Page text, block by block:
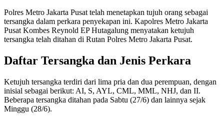
Polres Metro Jakarta Pusat telah menetapkan tujuh orang sebagai
tersangka dalam perkara penyekapan ini. Kapolres Metro Jakarta
Pusat Kombes Reynold EP Hutagalung menyatakan ketujuh
tersangka telah ditahan di Rutan Polres Metro Jakarta Pusat.
Daftar Tersangka dan Jenis Perkara
Ketujuh tersangka terdiri dari lima pria dan dua perempuan, dengan
inisial sebagai berikut: AI, S, AYL, CML, MML, NHJ, dan II.
Beberapa tersangka ditahan pada Sabtu (27/6) dan lainnya sejak
Minggu (28/6).